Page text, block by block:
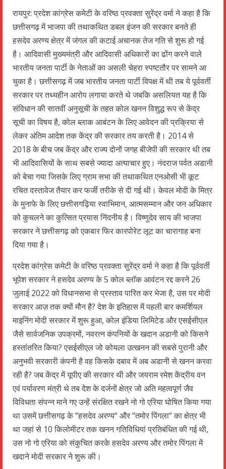
रायपुर: प्रदेश कांग्रेस कमेटी के वरिष्ठ प्रवक्ता सुरेंद्र वर्मा ने कहा है कि
छत्तीसगढ़ में भाजपा की तथाकथित डबल इंजन की सरकार बनते ही
हसदेव अरण्य क्षेत्र में जंगल की कटाई अचानक तेज गति से शुरू हो गई
है। आदिवासी मुख्यमंत्री और आदिवासी अधिकारों का ढोंग करने वाले
भारतीय जनता पार्टी के नेताओं का असली चेहरा स्पष्टतौर पर सामने आ
चुका है। छत्तीसगढ़ में जब भारतीय जनता पार्टी विपक्ष में थी तब ये पूर्ववर्ती
सरकार पर तथ्यहीन आरोप लगाया करते थे जबकि असलियत यह है कि
संविधान की सातवीं अनुसूची के तहत कोल खनन विशुद्ध रूप से केंद्र
सूची का विषय है, कोल ब्लाक आबंटन के लिए आवेदन की प्रक्रिया से
लेकर अंतिम आदेश तक केंद्र की सरकार तय करती है। 2014 से
2018 के बीच जब केंद्र और राज्य दोनों जगह बीजेपी की सरकार थी तब
भी आदिवासियों के साथ सबसे ज्यादा अत्याचार हुए। नंदराज पर्वत अडानी
को बेचा गया जिसके लिए ग्राम सभा की तथाकथित एनओसी भी कूट
रचित दस्तावेज तैयार कर फर्जी तरीके से दी गई थी। केवल मोदी के मित्र
के मुनाफे के लिए छत्तीसगढ़िया स्वाभिमान, आत्मसम्मान और जन अधिकार
को कुचलने का कुत्सित प्रयास निंदनीय है। विष्णुदेव साय की भाजपा
सरकार ने छत्तीसगढ़ को एकबार फिर कारपोरेट लूट का चारागाह बना
दिया गया है।
प्रदेश कांग्रेस कमेटी के वरिष्ठ प्रवक्ता सुरेंद्र वर्मा ने कहा है कि पूर्ववर्ती
भूपेश सरकार ने हसदेव अरण्य के 5 कोल ब्लॉक आवंटन रद्द करने 26
जुलाई 2022 को विधानसभा से प्रस्ताव पारित कर भेजा है, उस पर मोदी
सरकार आज़ तक क्यों मौन है? देश के इतिहास में पहली बार कमर्शियल
माइनिंग मोदी सरकार में शुरू हुआ, कोल इंडिया लिमिटेड और एसईसीएल
जैसे सार्वजनिक उपक्रमों, नवरत्न कंपनियों के खदान अडानी को किसने
हस्तांतरित किया? एसईसीएल जो कोयला उत्खनन की सबसे पुरानी और
अनुभवी सरकारी कंपनी है वह किसके दबाव में अब अडानी से खनन करवा
रही है? जब केंद्र में यूपीए की सरकार थी और जयराम रमेश केंद्रीय वन
एवं पर्यावरण मंत्री थे तब देश के दर्जनों क्षेत्र जो अति महत्वपूर्ण जैव
विविधता संपन्न माने गए उन्हें संरक्षित रखने नो गो एरिया घोषित किया गया
था उसमें छत्तीसगढ़ के “हसदेव अरण्य“ और “तमोर पिंगला“ का क्षेत्र भी
था जहां से 10 किलोमीटर तक खनन गतिविधियां प्रतिबंधित की गई थी,
उस नो गो एरिया को संकुचित करके हसदेव अरण्य और तमोर पिंगला में
खदाने मोदी सरकार ने शुरू की।